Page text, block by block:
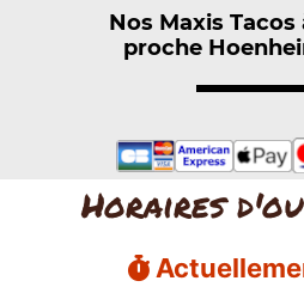
Nos Maxis
proche
Horaires